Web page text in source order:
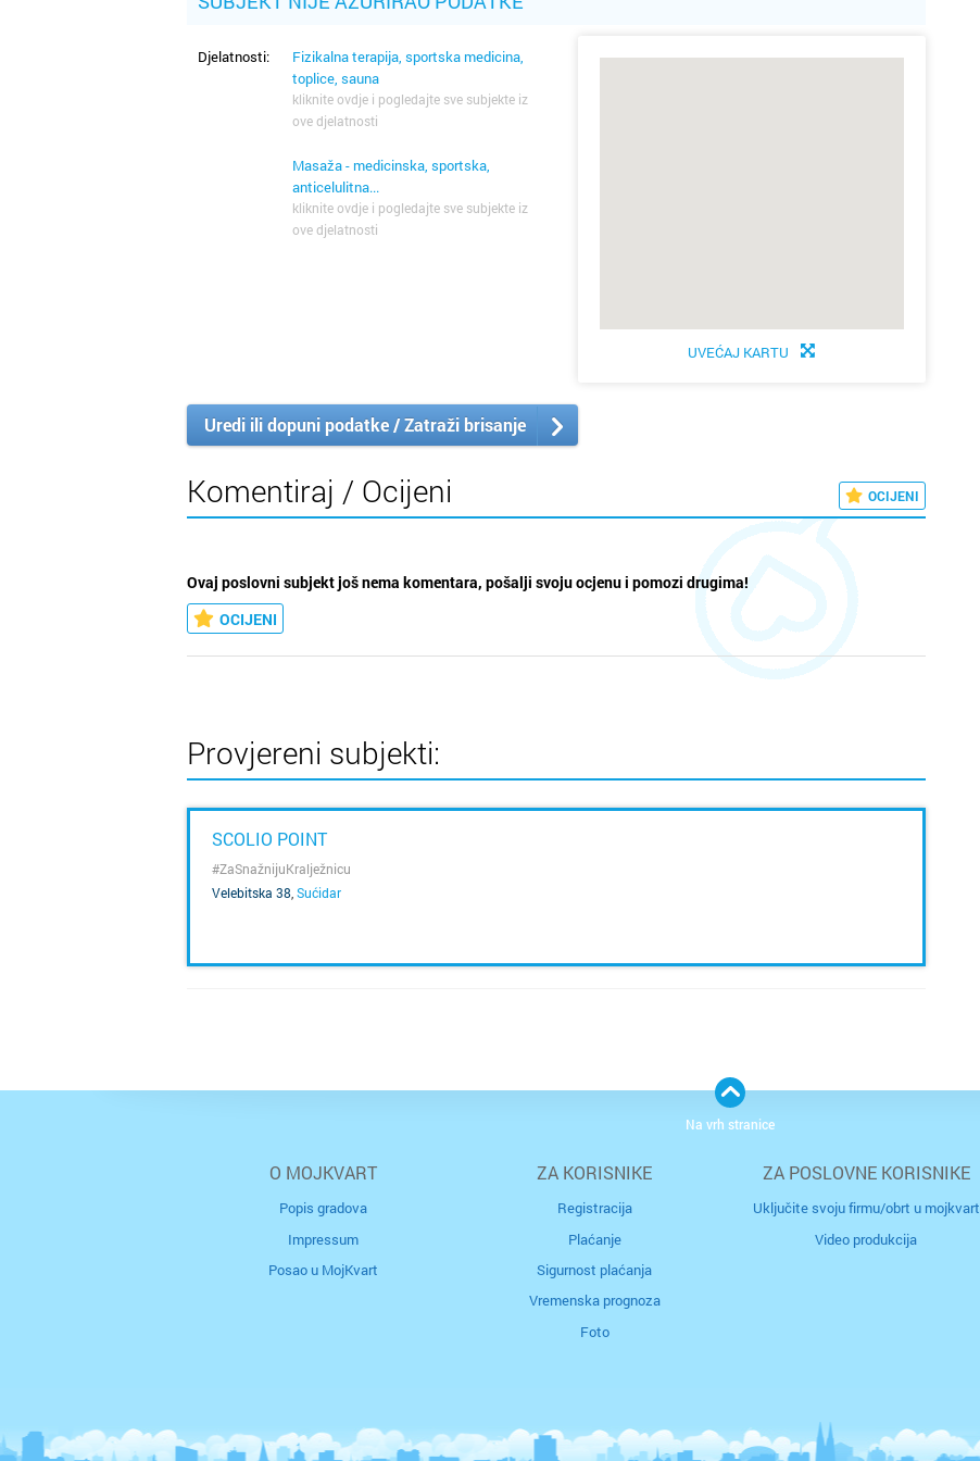
Djelatnosti:
Fizikalna terapija, sportska medicina,
toplice, sauna
kliknite ovdje i pogledajte sve subjekte iz
ove djelatnosti
Masaža - medicinska, sportska,
anticelulitna...
kliknite ovdje i pogledajte sve subjekte iz
ove djelatnosti
UVEĆAJ KARTU
Uredi ili dopuni podatke / Zatraži brisanje
Komentiraj / Ocijeni OCIJENI
Ovaj poslovni subjekt još nema komentara, pošalji svoju ocjenu i pomozi drugima!
OCIJENI
Provjereni subjekti:
SCOLIO POINT
#ZaSnažnijuKralježnicu
Velebitska 38 Sućidar
O MOJKVART
Popis gradova
Impressum
Posao u MojKvart
ZA KORISNIKE
Registracija
Plaćanje
Sigurnost plaćanja
Vremenska prognoza
Foto
ZA POSLOVNE KORISNIKE
Uključite svoju firmu/obrt u mojkvart
Video produkcija
Na vrh stranice